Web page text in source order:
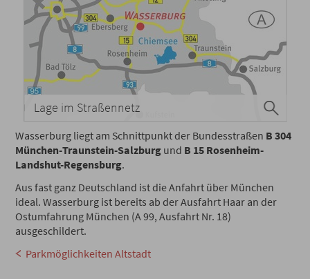
Lage im Straßennetz
Wasserburg liegt am Schnittpunkt der Bundesstraßen B 304
München-Traunstein-Salzburg und B 15 Rosenheim-
Landshut-Regensburg.
Aus fast ganz Deutschland ist die Anfahrt über München
ideal. Wasserburg ist bereits ab der Ausfahrt Haar an der
Ostumfahrung München (A 99, Ausfahrt Nr. 18)
ausgeschildert.
Parkmöglichkeiten Altstadt